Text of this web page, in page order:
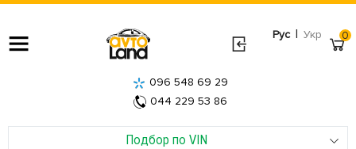
Рус | Укр
Подбор по VIN
096 548 69 29
044 229 53 86
0